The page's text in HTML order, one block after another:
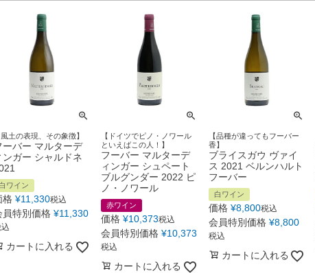
土の表現、その象徴】
ーバー マルターデ
ンガー シャルドネ
ワイン
格 ¥11,330税込
員特別価格 ¥11,330
カートに入れる
【ドイツでピノ・ノワール
といえばこの人！】
フーバー マルターデ
ィンガー シュペート
ブルグンダー 2022 ピ
ノ・ノワール
赤ワイン
価格 ¥10,373税込
会員特別価格 ¥10,373
税込
カートに入れる
【品種が違ってもフーバー
香】
ブライスガウ ヴァイ
ス 2021 ベルンハルト
フーバー
白ワイン
価格 ¥8,800税込
会員特別価格 ¥8,800
税込
カートに入れる